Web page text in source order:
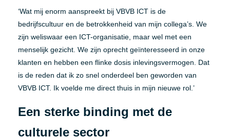
‘Wat mij enorm aanspreekt bij VBVB ICT is de
bedrijfscultuur en de betrokkenheid van mijn collega’s. We
zijn weliswaar een ICT-organisatie, maar wel met een
menselijk gezicht. We zijn oprecht geïnteresseerd in onze
klanten en hebben een flinke dosis inlevingsvermogen. Dat
is de reden dat ik zo snel onderdeel ben geworden van
VBVB ICT. Ik voelde me direct thuis in mijn nieuwe rol.’
Een sterke binding met de
culturele sector